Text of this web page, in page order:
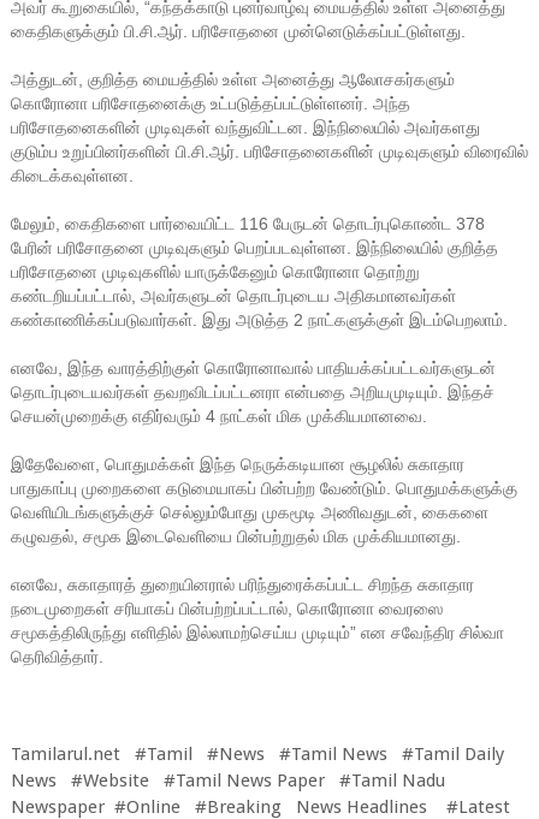
அவர் கூறுகையில், “கந்தக்காடு புனர்வாழ்வு மையத்தில் உள்ள அனைத்து
கைதிகளுக்கும் பி.சி.ஆர். பரிசோதனை முன்னெடுக்கப்பட்டுள்ளது.
அத்துடன், குறித்த ​​மையத்தில் உள்ள அனைத்து ஆலோசகர்களும்
கொரோனா பரிசோதனைக்கு உட்படுத்தப்பட்டுள்ளனர். அந்த
பரிசோதனைகளின் முடிவுகள் வந்துவிட்டன. இந்நிலையில் அவர்களது
குடும்ப உறுப்பினர்களின் பி.சி.ஆர். பரிசோதனைகளின் முடிவுகளும் விரைவில்
கிடைக்கவுள்ளன.
மேலும், கைதிகளை பார்வையிட்ட 116 பேருடன் தொடர்புகொண்ட 378
பேரின் பரிசோதனை முடிவுகளும் பெறப்படவுள்ளன. இந்நிலையில் குறித்த
பரிசோதனை முடிவுகளில் யாருக்கேனும் கொரோனா தொற்று
கண்டறியப்பட்டால், அவர்களுடன் தொடர்புடைய அதிகமானவர்கள்
கண்காணிக்கப்படுவார்கள். இது அடுத்த 2 நாட்களுக்குள் இடம்பெறலாம்.
எனவே, இந்த வாரத்திற்குள் கொரோனாவால் பாதியக்கப்பட்டவர்களுடன்
தொடர்புடையவர்கள் தவறவிடப்பட்டனரா என்பதை அறியமுடியும். இந்தச்
செயன்முறைக்கு எதிர்வரும் 4 நாட்கள் மிக முக்கியமானவை.
இதேவேளை, பொதுமக்கள் இந்த நெருக்கடியான சூழலில் சுகாதார
பாதுகாப்பு முறைகளை கடுமையாகப் பின்பற்ற வேண்டும். பொதுமக்களுக்கு
வெளியிடங்களுக்குச் செல்லும்போது முகமூடி அணிவதுடன், கைகளை
கழுவதல், சமூக இடைவெளியை பின்பற்றுதல் மிக முக்கியமானது.
எனவே, சுகாதாரத் துறையினரால் பரிந்துரைக்கப்பட்ட சிறந்த சுகாதார
நடைமுறைகள் சரியாகப் பின்பற்றப்பட்டால், கொரோனா வைரஸை
சமூகத்திலிருந்து எளிதில் இல்லாமற்செய்ய முடியும்” என சவேந்திர சில்வா
தெரிவித்தார்.
Tamilarul.net #Tamil #News #Tamil News #Tamil Daily
News #Website #Tamil News Paper #Tamil Nadu
Newspaper #Online #Breaking News Headlines #Latest